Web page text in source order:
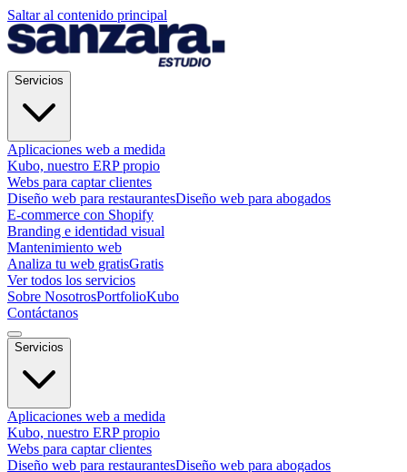
Saltar al contenido principal
Servicios
Aplicaciones web a medida
Kubo, nuestro ERP propio
Webs para captar clientes
Diseño web para restaurantesDiseño web para abogados
E-commerce con Shopify
Branding e identidad visual
Mantenimiento web
Analiza tu web gratisGratis
Ver todos los servicios
Sobre NosotrosPortfolioKubo
Contáctanos
Servicios
Aplicaciones web a medida
Kubo, nuestro ERP propio
Webs para captar clientes
Diseño web para restaurantesDiseño web para abogados